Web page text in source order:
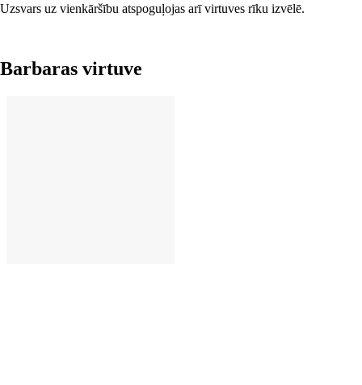
Uzsvars uz vienkāršību atspoguļojas arī virtuves rīku izvēlē.
Barbaras virtuve